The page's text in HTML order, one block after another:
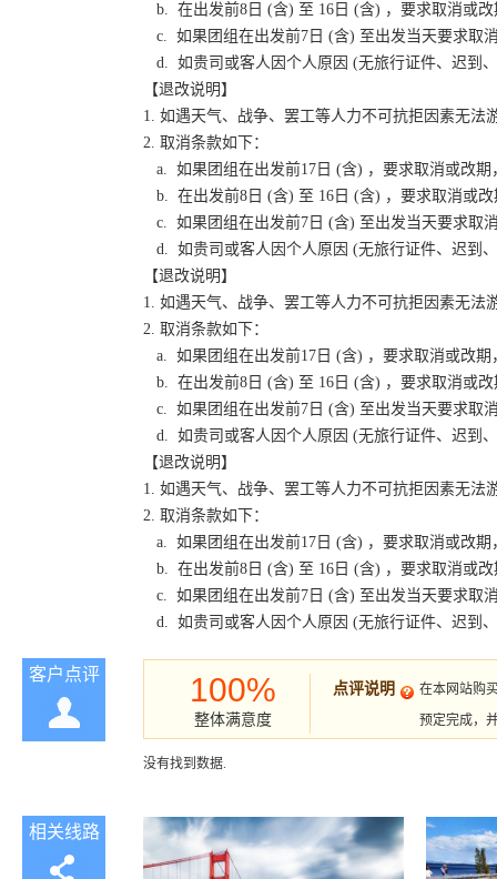
b. 在出发前8日 (含) 至 16日 (含) ，要求取消或
c. 如果团组在出发前7日 (含) 至出发当天要求取
d. 如贵司或客人因个人原因 (无旅行证件、迟到
【退改说明】
1. 如遇天气、战争、罢工等人力不可抗拒因素无
2. 取消条款如下：
a. 如果团组在出发前17日 (含) ，要求取消或改
b. 在出发前8日 (含) 至 16日 (含) ，要求取消或
c. 如果团组在出发前7日 (含) 至出发当天要求取
d. 如贵司或客人因个人原因 (无旅行证件、迟到
【退改说明】
1. 如遇天气、战争、罢工等人力不可抗拒因素无
2. 取消条款如下：
a. 如果团组在出发前17日 (含) ，要求取消或改
b. 在出发前8日 (含) 至 16日 (含) ，要求取消或
c. 如果团组在出发前7日 (含) 至出发当天要求取
d. 如贵司或客人因个人原因 (无旅行证件、迟到
【退改说明】
1. 如遇天气、战争、罢工等人力不可抗拒因素无
2. 取消条款如下：
a. 如果团组在出发前17日 (含) ，要求取消或改
b. 在出发前8日 (含) 至 16日 (含) ，要求取消或
c. 如果团组在出发前7日 (含) 至出发当天要求取
d. 如贵司或客人因个人原因 (无旅行证件、迟到
客户点评 100%
整体满意度
点评说明
在本网站购
预定完成，
没有找到数据.
相关线路